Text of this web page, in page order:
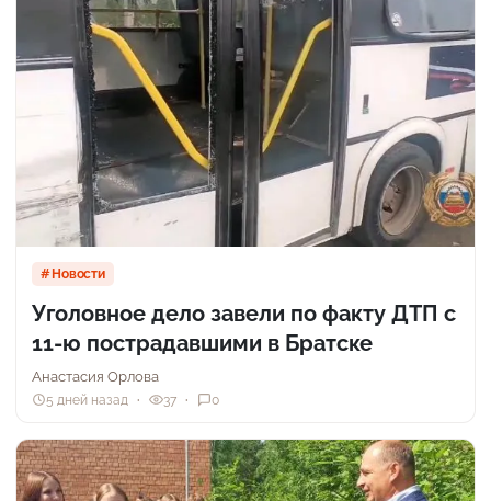
Новости
Уголовное дело завели по факту ДТП с
11-ю пострадавшими в Братске
Анастасия Орлова
5 дней назад 37 0